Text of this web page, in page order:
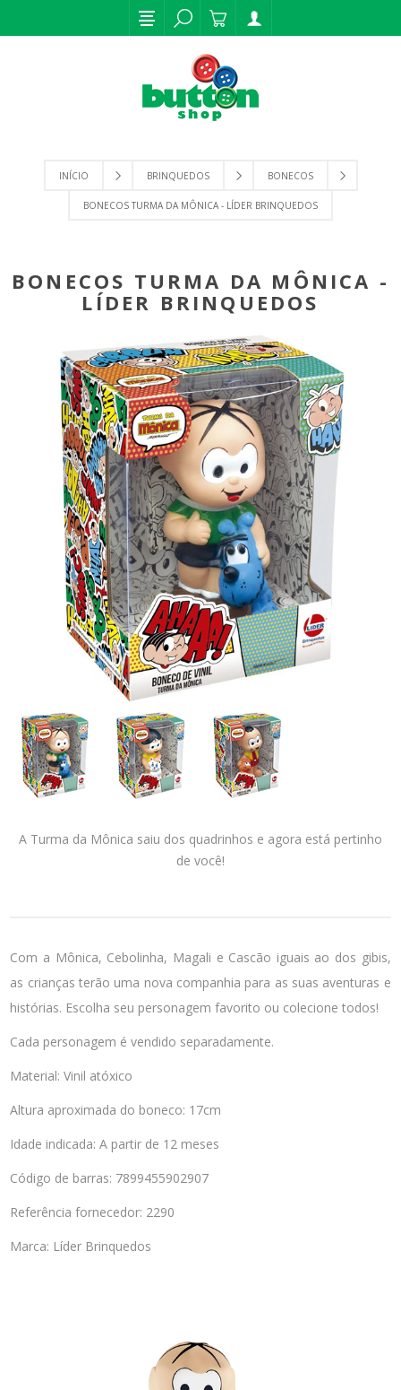
INÍCIO BRINQUEDOS BONECOS
BONECOS TURMA DA MÔNICA - LÍDER BRINQUEDOS
BONECOS TURMA DA MÔNICA -
LÍDER BRINQUEDOS
A Turma da Mônica saiu dos quadrinhos e agora está pertinho
de você!
Com a Mônica, Cebolinha, Magali e Cascão iguais ao dos gibis,
as crianças terão uma nova companhia para as suas aventuras e
histórias. Escolha seu personagem favorito ou colecione todos!
Cada personagem é vendido separadamente.
Material: Vinil atóxico
Altura aproximada do boneco: 17cm
Idade indicada: A partir de 12 meses
Código de barras: 7899455902907
Referência fornecedor: 2290
Marca: Líder Brinquedos